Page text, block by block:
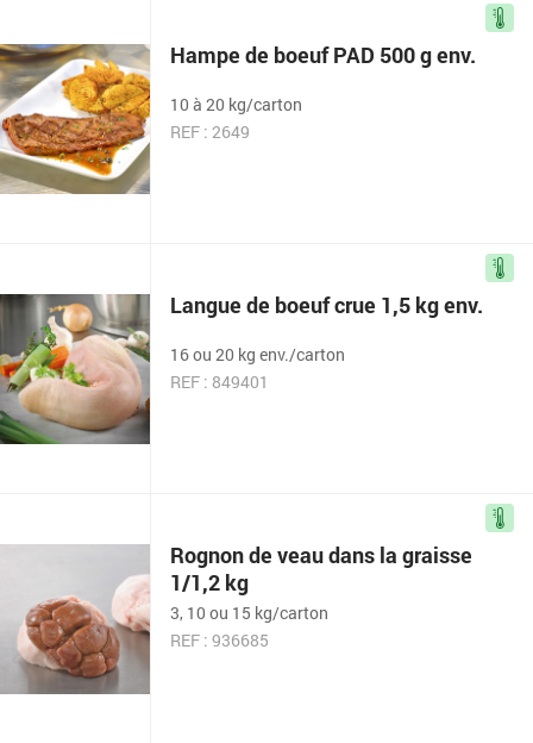
Hampe de boeuf PAD 500 g env.
10 à 20 kg/carton
REF : 2649
Langue de boeuf crue 1,5 kg env.
16 ou 20 kg env./carton
REF : 849401
Rognon de veau dans la graisse
1/1,2 kg
3, 10 ou 15 kg/carton
REF : 936685